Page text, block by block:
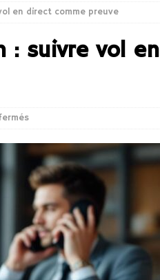
en direct comme preuve
: suivre vol en